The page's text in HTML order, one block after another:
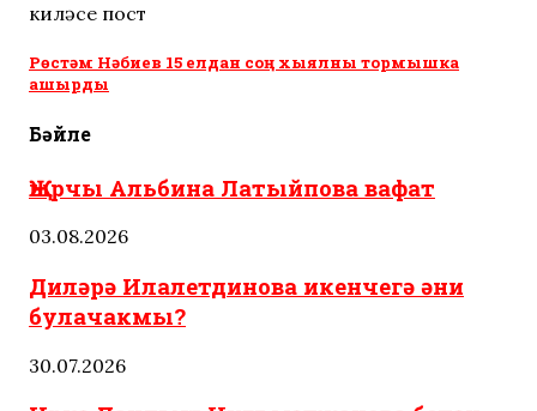
киләсе пост
Рөстәм Нәбиев 15 елдан соң хыялны тормышка
ашырды
Бәйле
Җырчы Альбина Латыйпова вафат
03.08.2026
Диләрә Илалетдинова икенчегә әни
булачакмы?
30.07.2026